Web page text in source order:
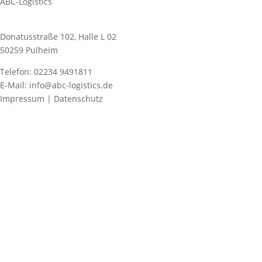
Donatusstraße 102, Halle L 02
50259 Pulheim
Telefon: 02234 9491811
E-Mail: info@abc-logistics.de
Impressum | Datenschutz